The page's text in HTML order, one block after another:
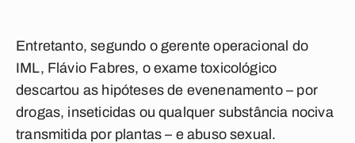
Entretanto, segundo o gerente operacional do
IML, Flávio Fabres, o exame toxicológico
descartou as hipóteses de evenenamento – por
drogas, inseticidas ou qualquer substância nociva
transmitida por plantas – e abuso sexual.